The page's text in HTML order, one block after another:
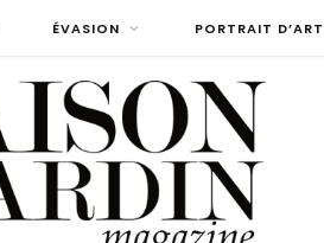
ÉVASION PORTRAIT